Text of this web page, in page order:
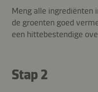
Meng alle ingrediënten
de groenten goed
een hittebestendige
Stap 2